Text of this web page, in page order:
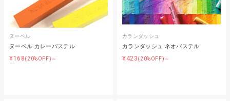
ヌーベル
ヌーベル カレーパステル
¥168(20%OFF)～
カランダッシュ
カランダッシュ ネオパステル
¥423(20%OFF)～